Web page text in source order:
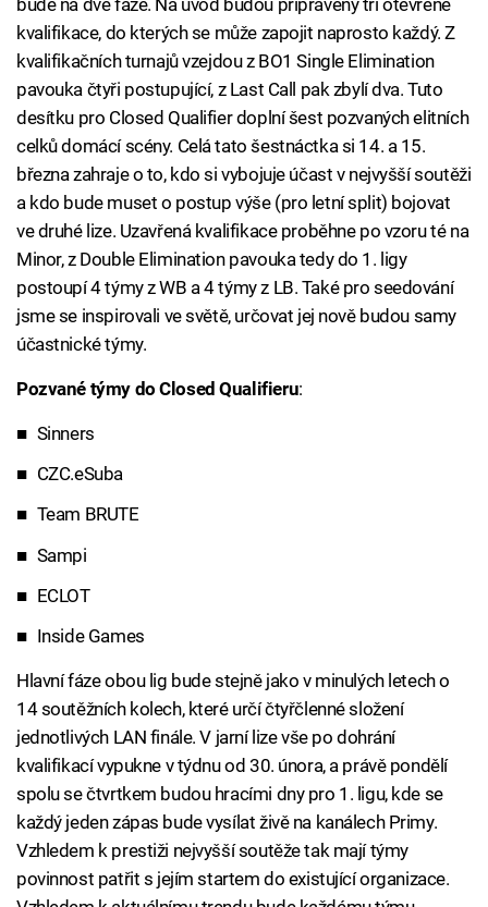
kvalifikace, do kterých se může zapojit naprosto každý. Z
kvalifikačních turnajů vzejdou z BO1 Single Elimination
pavouka čtyři postupující, z Last Call pak zbylí dva. Tuto
desítku pro Closed Qualifier doplní šest pozvaných elitních
celků domácí scény. Celá tato šestnáctka si 14. a 15.
března zahraje o to, kdo si vybojuje účast v nejvyšší soutěži
a kdo bude muset o postup výše (pro letní split) bojovat
ve druhé lize. Uzavřená kvalifikace proběhne po vzoru té na
Minor, z Double Elimination pavouka tedy do 1. ligy
postoupí 4 týmy z WB a 4 týmy z LB. Také pro seedování
jsme se inspirovali ve světě, určovat jej nově budou samy
účastnické týmy.
Pozvané týmy do Closed Qualifieru:
Sinners
CZC.eSuba
Team BRUTE
Sampi
ECLOT
Inside Games
Hlavní fáze obou lig bude stejně jako v minulých letech o
14 soutěžních kolech, které určí čtyřčlenné složení
jednotlivých LAN finále. V jarní lize vše po dohrání
kvalifikací vypukne v týdnu od 30. února, a právě pondělí
spolu se čtvrtkem budou hracími dny pro 1. ligu, kde se
každý jeden zápas bude vysílat živě na kanálech Primy.
Vzhledem k prestiži nejvyšší soutěže tak mají týmy
povinnost patřit s jejím startem do existující organizace.